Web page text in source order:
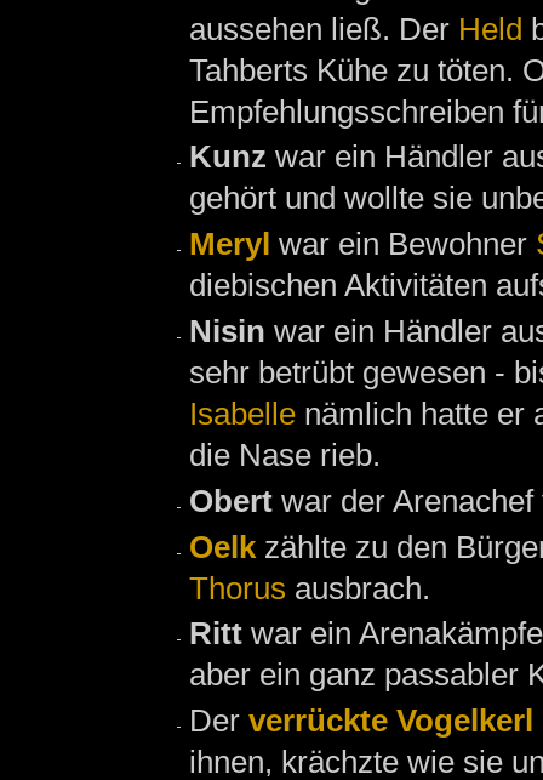
aussehen ließ. Der Held
Tahberts Kühe zu töten.
Empfehlungsschreiben
Kunz war ein Händler
gehört und wollte sie
Meryl war ein Bewohner
diebischen Aktivitäten
Nisin war ein Händler
sehr betrübt gewesen -
Isabelle nämlich hatte er
die Nase rieb.
Obert war der
Oelk zählte zu den
Thorus ausbrach.
Ritt war ein
aber ein ganz passabler
Der verrückte Vogelkerl
ihnen, krächzte wie sie